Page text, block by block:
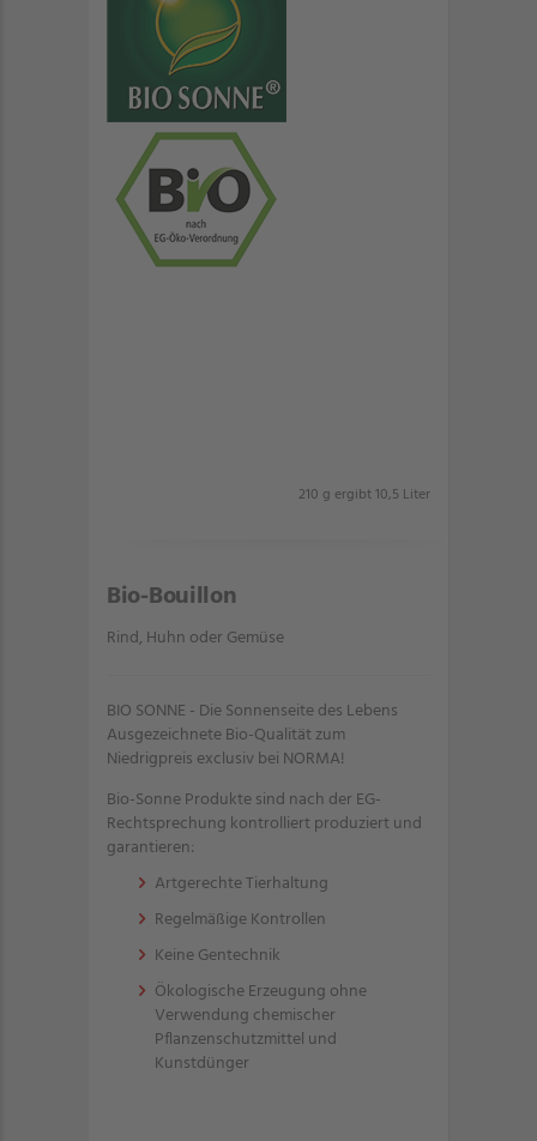
210 g ergibt 10,5 Liter
Bio-Bouillon
Rind, Huhn oder Gemüse
BIO SONNE - Die Sonnenseite des Lebens
Ausgezeichnete Bio-Qualität zum
Niedrigpreis exclusiv bei NORMA!
Bio-Sonne Produkte sind nach der EG-
Rechtsprechung kontrolliert produziert und
garantieren:
Artgerechte Tierhaltung
Regelmäßige Kontrollen
Keine Gentechnik
Ökologische Erzeugung ohne
Verwendung chemischer
Pflanzenschutzmittel und
Kunstdünger